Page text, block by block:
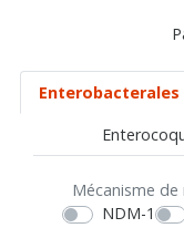
Mécanisme de
NDM-1